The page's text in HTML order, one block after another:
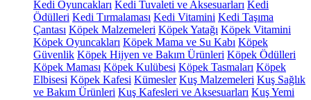
Kedi Oyuncakları Kedi Tuvaleti ve Aksesuarları Kedi
Ödülleri Kedi Tırmalaması Kedi Vitamini Kedi Taşıma
Çantası Köpek Malzemeleri Köpek Yatağı Köpek Vitamini
Köpek Oyuncakları Köpek Mama ve Su Kabı Köpek
Güvenlik Köpek Hijyen ve Bakım Ürünleri Köpek Ödülleri
Köpek Maması Köpek Kulübesi Köpek Tasmaları Köpek
Elbisesi Köpek Kafesi Kümesler Kuş Malzemeleri Kuş Sağlık
ve Bakım Ürünleri Kuş Kafesleri ve Aksesuarları Kuş Yemi